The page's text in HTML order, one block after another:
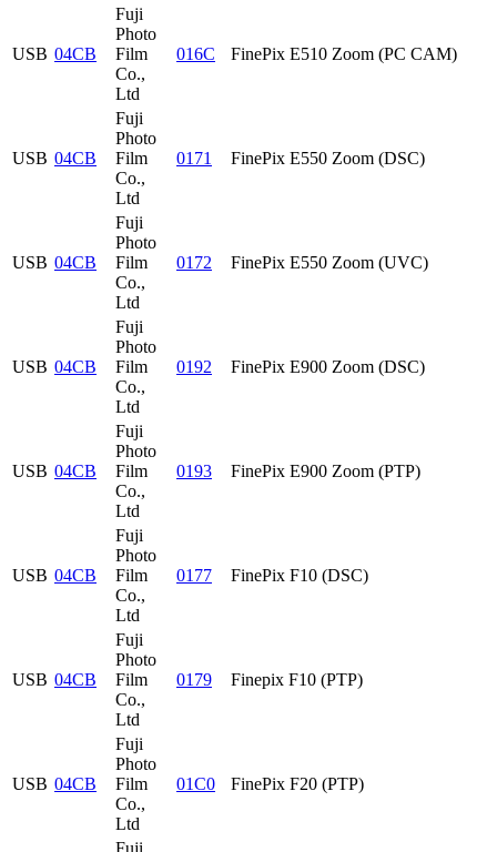
USB 04CB
Fuji
Photo
Film
Co.,
Ltd
016C FinePix E510 Zoom (PC CAM)
USB 04CB
Fuji
Photo
Film
Co.,
Ltd
0171 FinePix E550 Zoom (DSC)
USB 04CB
Fuji
Photo
Film
Co.,
Ltd
0172 FinePix E550 Zoom (UVC)
USB 04CB
Fuji
Photo
Film
Co.,
Ltd
0192 FinePix E900 Zoom (DSC)
USB 04CB
Fuji
Photo
Film
Co.,
Ltd
0193 FinePix E900 Zoom (PTP)
USB 04CB
Fuji
Photo
Film
Co.,
Ltd
0177 FinePix F10 (DSC)
USB 04CB
Fuji
Photo
Film
Co.,
Ltd
0179 Finepix F10 (PTP)
USB 04CB
Fuji
Photo
Film
Co.,
Ltd
01C0 FinePix F20 (PTP)
Fuji